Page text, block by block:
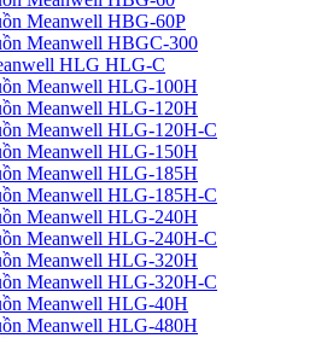
Meanwell HBG-60P
Meanwell HBGC-300
HLG HLG-C
Meanwell HLG-100H
Meanwell HLG-120H
Meanwell HLG-120H-C
Meanwell HLG-150H
Meanwell HLG-185H
Meanwell HLG-185H-C
Meanwell HLG-240H
Meanwell HLG-240H-C
Meanwell HLG-320H
Meanwell HLG-320H-C
Meanwell HLG-40H
Meanwell HLG-480H